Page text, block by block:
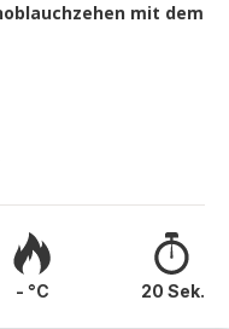
mit dem
- °C 20 Sek.